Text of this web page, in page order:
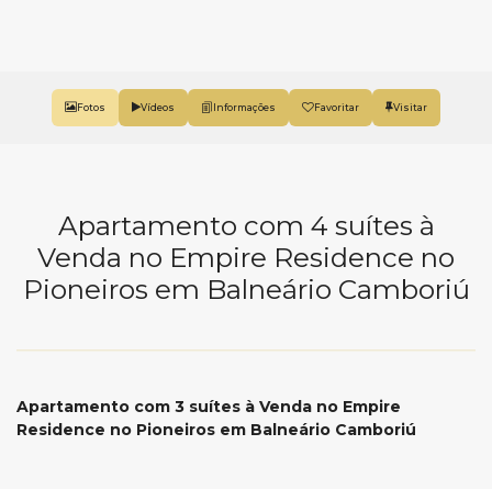
Fotos Vídeos Favoritar
Apartamento com 4 suítes à
Venda no Empire Residence no
Pioneiros em Balneário Camboriú
Apartamento com 3 suítes à Venda no Empire
Residence no Pioneiros em Balneário Camboriú